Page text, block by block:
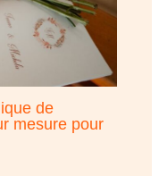
de
mesure pour